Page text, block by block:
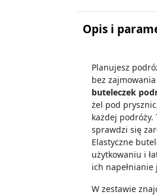
Opis i
Planujesz
bez
buteleczek
żel pod
każdej
sprawdzi się
Elastyczne
użytkowaniu i
ich
W zestawie